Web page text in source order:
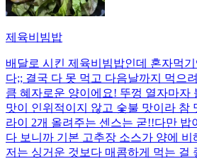
제육비빔밥
배달로 시킨 제육비빔밥인데 혼자먹
다;; 결국 다 못 먹고 다음날까지 먹으
큼 혜자로운 양이에요! 뚜껑 열자마자
맛이 인위적이지 않고 숯불 맛이라 참
라이 2개 올려주는 센스는 굳!! ​다만
다 보니까 기본 고추장 소스가 양에
저는 싱거운 것보다 매콤하게 먹는 걸